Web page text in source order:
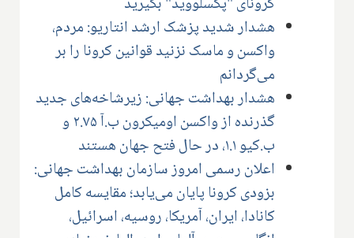
هشدار شدید پزشک ارشد انتاریو: مردم،
واکسن و ماسک نزنید قوانین کرونا را بر
می‌گردانم
هشدار بهداشت جهانی: زیرشاخه‌های جدید
گذرنده از واکسن اومیکرون ب.آ ۲.۷۵ و
ب.کیو ۱.۱، در حال فتح جهان هستند
اعلان رسمی امروز سازمان بهداشت جهانی:
بزودی کرونا پایان می‌یابد؛ مقایسه کامل
کانادا، ایران، آمریکا، روسیه، اسرائیل،